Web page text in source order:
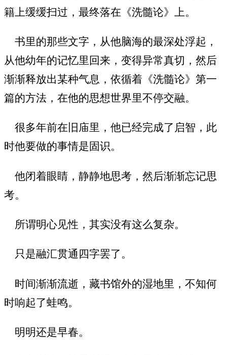
籍上缓缓扫过，最终落在《洗髓论》上。
书里的那些文字，从他脑海的最深处浮起，
从他幼年的记忆里回来，变得异常真切，然后
渐渐释放出某种气息，依循着《洗髓论》第一
篇的方法，在他的思想世界里不停交融。
很多年前在旧庙里，他已经完成了启智，此
时他要做的事情是固识。
他闭着眼睛，静静地思考，然后渐渐忘记思
考。
所谓明心见性，其实没有这么复杂。
只是融汇贯通四字罢了。
时间渐渐流逝，藏书馆外的湿地里，不知何
时响起了蛙鸣。
明明还是早春。